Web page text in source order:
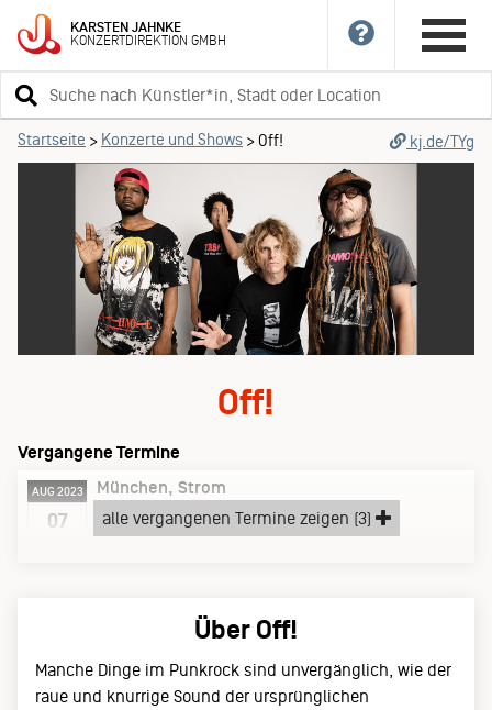
KARSTENJAHNKE
KONZERTDIREKTIONGMBH
Suchbegriff
eingeben
Startseite > Konzerte und Shows >Off! kj.de/TYg
Off!
Vergangene Termine
AUG 2023
07
München Strom
Montag, 07.08.23
alle vergangenen Termine zeigen (3)
Über Off!
Manche Dinge im Punkrock sind unvergänglich, wie der
raue und knurrige Sound der ursprünglichen